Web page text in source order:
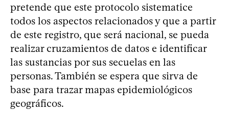
pretende que este protocolo sistematice
todos los aspectos relacionados y que a partir
de este registro, que será nacional, se pueda
realizar cruzamientos de datos e identificar
las sustancias por sus secuelas en las
personas. También se espera que sirva de
base para trazar mapas epidemiológicos
geográficos.